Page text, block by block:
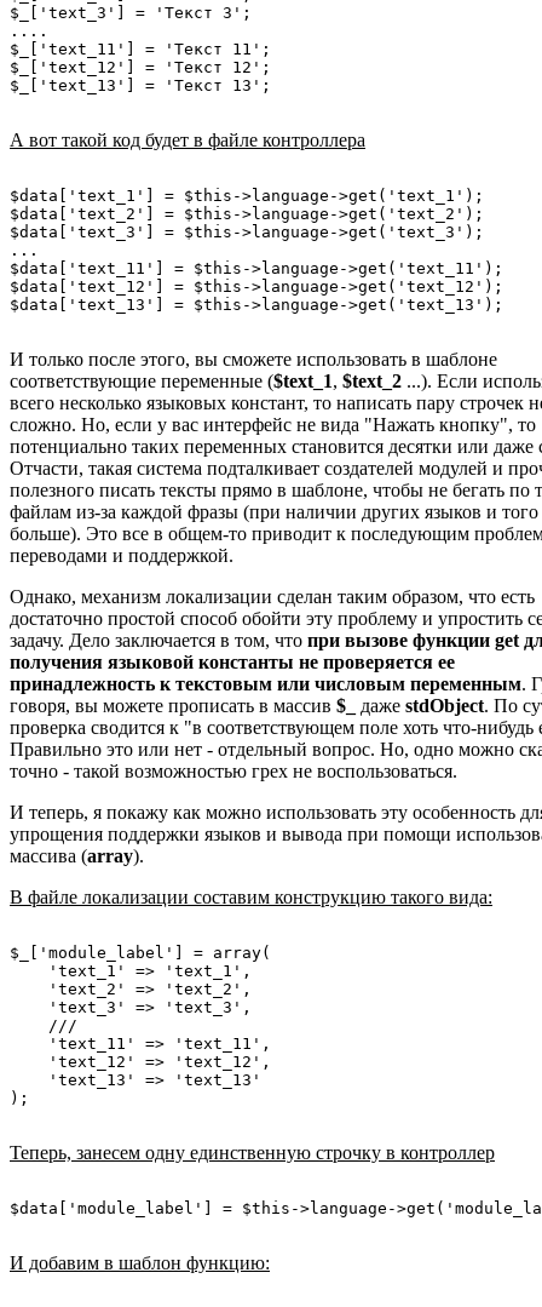
$_['text_3'] = 'Текст 3';
....
$_['text_11'] = 'Текст 11';
$_['text_12'] = 'Текст 12';
А вот такой код будет в файле контроллера
$data['text_1'] = $this->language->get('text_1');
$data['text_2'] = $this->language->get('text_2');
$data['text_3'] = $this->language->get('text_3');
...
$data['text_11'] = $this->language->get('text_11');
$data['text_12'] = $this->language->get('text_12');
И только после этого, вы сможете использовать в шаблоне
соответствующие переменные ($text_1, $text_2 ...). Если
всего несколько языковых констант, то написать пару строчек
сложно. Но, если у вас интерфейс не вида "Нажать кнопку", то
потенциально таких переменных становится десятки или даже
Отчасти, такая система подталкивает создателей модулей и
полезного писать тексты прямо в шаблоне, чтобы не бегать по
файлам из-за каждой фразы (при наличии других языков и того
больше). Это все в общем-то приводит к последующим
переводами и поддержкой.
Однако, механизм локализации сделан таким образом, что есть
достаточно простой способ обойти эту проблему и упростить
задачу. Дело заключается в том, что при вызове функции get
получения языковой константы не проверяется ее
принадлежность к текстовым или числовым переменным.
говоря, вы можете прописать в массив $_ даже stdObject. По
проверка сводится к "в соответствующем поле хоть что-нибудь
Правильно это или нет - отдельный вопрос. Но, одно можно
точно - такой возможностью грех не воспользоваться.
И теперь, я покажу как можно использовать эту особенность
упрощения поддержки языков и вывода при помощи
массива (array).
В файле локализации составим конструкцию такого вида:
$_['module_label'] = array(
    'text_1' => 'text_1',
    'text_2' => 'text_2',
    'text_3' => 'text_3',
    ///
    'text_11' => 'text_11',
    'text_12' => 'text_12',
    'text_13' => 'text_13'
Теперь, занесем одну единственную строчку в контроллер
И добавим в шаблон функцию: